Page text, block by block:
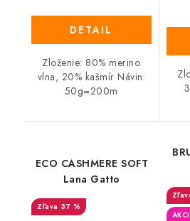
DETAIL
Zloženie: 80% merino
vlna, 20% kašmír Návin:
50g=200m
ECO CASHMERE SOFT
Lana Gatto
37 %